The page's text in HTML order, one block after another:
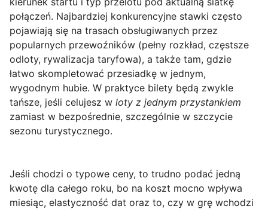
połączeń. Najbardziej konkurencyjne stawki często
pojawiają się na trasach obsługiwanych przez
popularnych przewoźników (pełny rozkład, częstsze
odloty, rywalizacja taryfowa), a także tam, gdzie
łatwo skompletować przesiadkę w jednym,
wygodnym hubie. W praktyce bilety będą zwykle
tańsze, jeśli celujesz w loty z jednym przystankiem
zamiast w bezpośrednie, szczególnie w szczycie
sezonu turystycznego.
Jeśli chodzi o typowe ceny, to trudno podać jedną
kwotę dla całego roku, bo na koszt mocno wpływa
miesiąc, elastyczność dat oraz to, czy w grę wchodzi